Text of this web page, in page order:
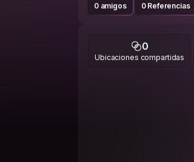
0 amigos 0 Referencias
0
Ubicaciones compartidas